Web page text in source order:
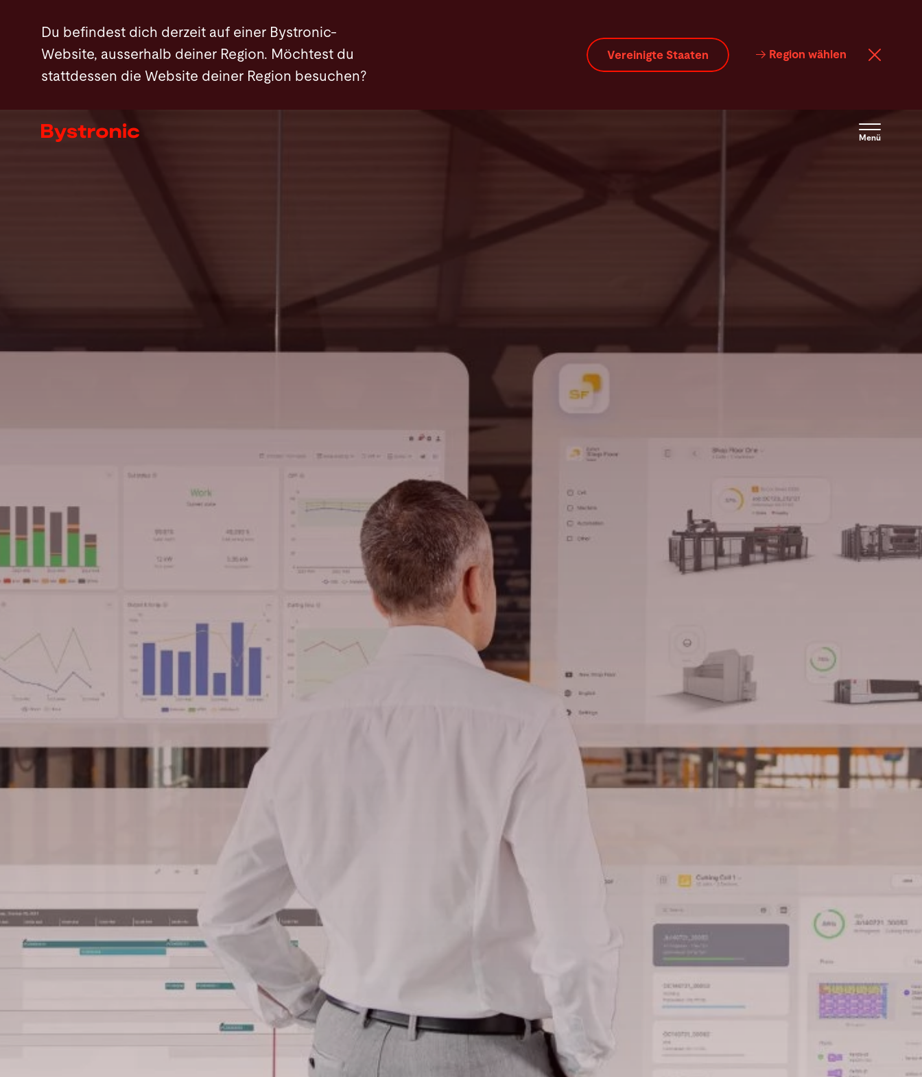
Du befindest dich derzeit auf einer Bystronic-
Website, ausserhalb deiner Region. Möchtest du
stattdessen die Website deiner Region besuchen?
Vereinigte Staaten Region wählen
Menü
Services